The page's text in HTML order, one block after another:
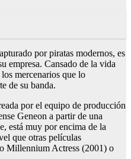
por piratas modernos, es
empresa. Cansado de la vida
mercenarios que lo
de su banda.
por el equipo de producción
Geneon a partir de una
está muy por encima de la
que otras películas
Millennium Actress (2001) o